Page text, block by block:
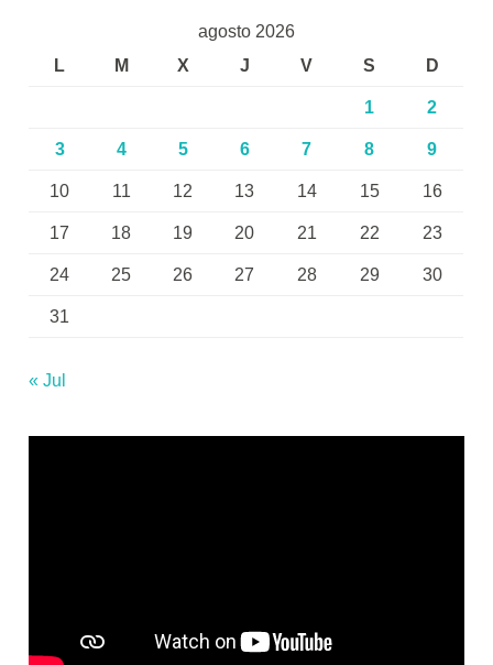
agosto 2026
L
M X J V S D
1 2
3 4 5 6 7 8 9
10 11 12 13 14 15 16
17 18 19 20 21 22 23
24 25 26 27 28 29 30
31
« Jul